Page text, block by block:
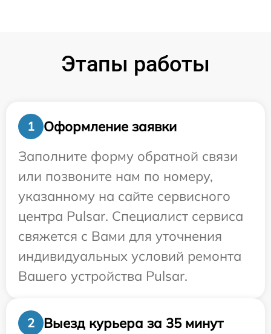
Этапы работы
1
Оформление заявки
Заполните форму обратной связи
или позвоните нам по номеру,
указанному на сайте сервисного
центра Pulsar. Специалист сервиса
свяжется с Вами для уточнения
индивидуальных условий ремонта
Вашего устройства Pulsar.
2
Выезд курьера за 35 минут